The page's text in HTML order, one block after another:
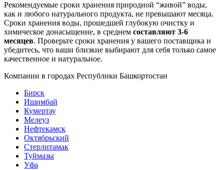
Рекомендуемые сроки хранения природной “живой” воды,
как и любого натурального продукта, не превышают месяца.
Сроки хранения воды, прошедшей глубокую очистку и
химическое донасыщение, в среднем составляют 3-6
месяцев. Проверьте сроки хранения у вашего поставщика и
убедитесь, что ваши близкие выбирают для себя только самое
качественное и натуральное.
Компании в городах Республики Башкортостан
Бирск
Ишимбай
Кумертау
Мелеуз
Нефтекамск
Октябрьский
Стерлитамак
Туймазы
Уфа